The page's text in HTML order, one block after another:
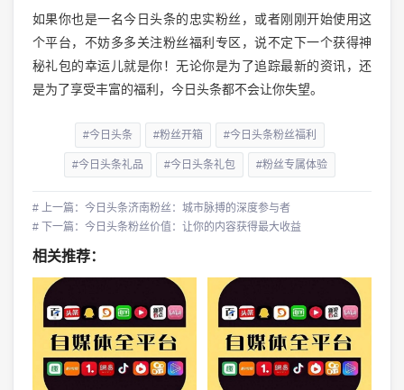
如果你也是一名今日头条的忠实粉丝，或者刚刚开始使用这
个平台，不妨多多关注粉丝福利专区，说不定下一个获得神
秘礼包的幸运儿就是你！无论你是为了追踪最新的资讯，还
是为了享受丰富的福利，今日头条都不会让你失望。
#今日头条 #粉丝开箱 #今日头条粉丝福利
#今日头条礼品 #今日头条礼包 #粉丝专属体验
# 上一篇：今日头条济南粉丝：城市脉搏的深度参与者
# 下一篇：今日头条粉丝价值：让你的内容获得最大收益
相关推荐：